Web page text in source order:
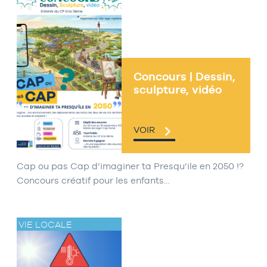
Concours | Dessin,
sculpture, vidéo
VOIR
Cap ou pas Cap d’imaginer ta Presqu’ile en 2050 !?
Concours créatif pour les enfants…
VIE LOCALE